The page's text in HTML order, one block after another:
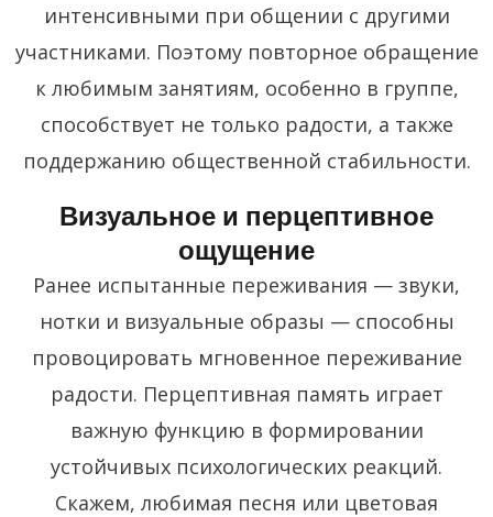
интенсивными при общении с другими
участниками. Поэтому повторное обращение
к любимым занятиям, особенно в группе,
способствует не только радости, а также
поддержанию общественной стабильности.
Визуальное и перцептивное
ощущение
Ранее испытанные переживания — звуки,
нотки и визуальные образы — способны
провоцировать мгновенное переживание
радости. Перцептивная память играет
важную функцию в формировании
устойчивых психологических реакций.
Скажем, любимая песня или цветовая